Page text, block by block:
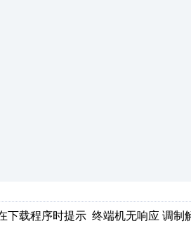
载程序时提示 终端机无响应 调制